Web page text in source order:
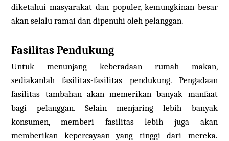
diketahui masyarakat dan populer, kemungkinan besar
akan selalu ramai dan dipenuhi oleh pelanggan.
Fasilitas Pendukung
Untuk menunjang keberadaan rumah makan,
sediakanlah fasilitas-fasilitas pendukung. Pengadaan
fasilitas tambahan akan memerikan banyak manfaat
bagi pelanggan. Selain menjaring lebih banyak
konsumen, memberi fasilitas lebih juga akan
memberikan kepercayaan yang tinggi dari mereka.